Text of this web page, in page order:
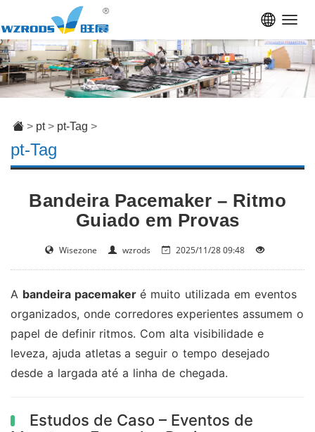
pt-Tag
> pt> pt-Tag >
Bandeira Pacemaker – Ritmo
Guiado em Provas
Wisezone wzrods 2025/11/28 09:48
A bandeira pacemakeré muito utilizada em eventos
organizados, onde corredores experientes assumem o
papel de definir ritmos. Com alta visibilidade e
leveza, ajuda atletas a seguir o tempo desejado
desde a largada até a linha de chegada.
Estudos de Caso – Eventos de